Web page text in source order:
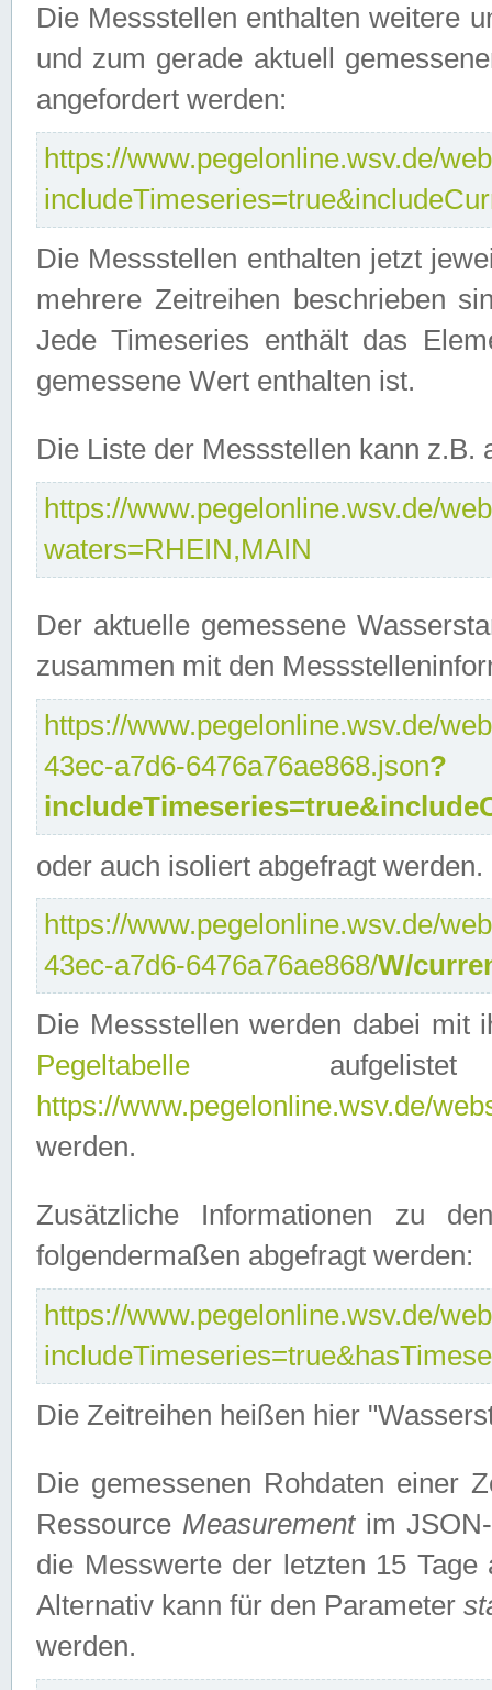
Die Messstellen enthalten weitere
und zum gerade aktuell
angefordert werden:
https://www.pegelonline.wsv.de/
Die Messstellen enthalten jetzt
mehrere Zeitreihen beschrieben
Jede Timeseries enthält das
gemessene Wert enthalten ist.
Die Liste der Messstellen kann
https://www.pegelonline.wsv.de/
waters=RHEIN,MAIN
Der aktuelle gemessene
zusammen mit den
https://www.pegelonline.wsv.de/
43ec-a7d6-6476a76ae868.json?
oder auch isoliert abgefragt werden.
https://www.pegelonline.wsv.de/
43ec-a7d6-6476a76ae868/W/
Die Messstellen werden dabei mit
Pegeltabelle
https://www.pegelonline.wsv.de/
werden.
Zusätzliche Informationen zu
folgendermaßen abgefragt werden:
https://www.pegelonline.wsv.de/
Die Zeitreihen heißen hier
Die gemessenen Rohdaten einer
Ressource Measurementim JSON-
die Messwerte der letzten 15
Alternativ kann für den Parameter
werden.